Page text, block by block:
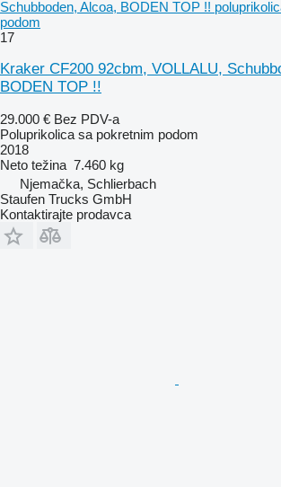
Schubboden, Alcoa, BODEN TOP !!
podom
17
Kraker CF200 92cbm, VOLLALU,
BODEN TOP !!
29.000 € Bez PDV-a
Poluprikolica sa pokretnim podom
2018
Neto težina 7.460 kg
Njemačka, Schlierbach
Staufen Trucks GmbH
Kontaktirajte prodavca